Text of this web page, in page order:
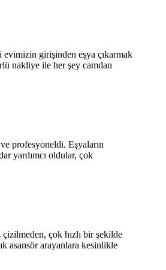
girişinden eşya çıkarmak
nakliye ile her şey camdan
profesyoneldi. Eşyaların
yardımcı oldular, çok
çizilmeden, çok hızlı bir şekilde
asansör arayanlara kesinlikle